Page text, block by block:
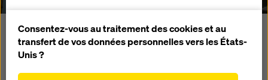
La tour Torminäe se divise à partir du 4ème étage en une
tour d'habitations et une tour consacrée à un hôtel. Le
et le coffrage grimpant guidé Xclimb 60 dans la zone des
améliorer en permanence la fonctionnalité de
notre site web (cookies fonctionnels et
statistiques),
Consentez-vous au traitement des cookies et au
transfert de vos données personnelles vers les États-
Unis ?